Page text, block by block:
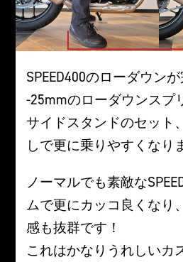
SPEED400のローダウン
-25mmのローダウンスプ
サイドスタンドのセット
しで更に乗りやすくなり
ノーマルでも素敵な
ムで更にカッコ良くなり
感も抜群です！
これはかなりうれしいカ